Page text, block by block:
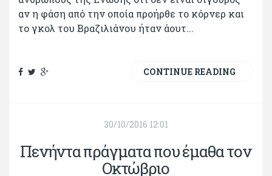
αν η φάση από την οποία προήρθε το κόρνερ και
το γκολ του Βραζιλιάνου ήταν άουτ...
CONTINUE READING
30/10/2016 12:01
Πενήντα πράγματα που έμαθα τον
Οκτώβριο